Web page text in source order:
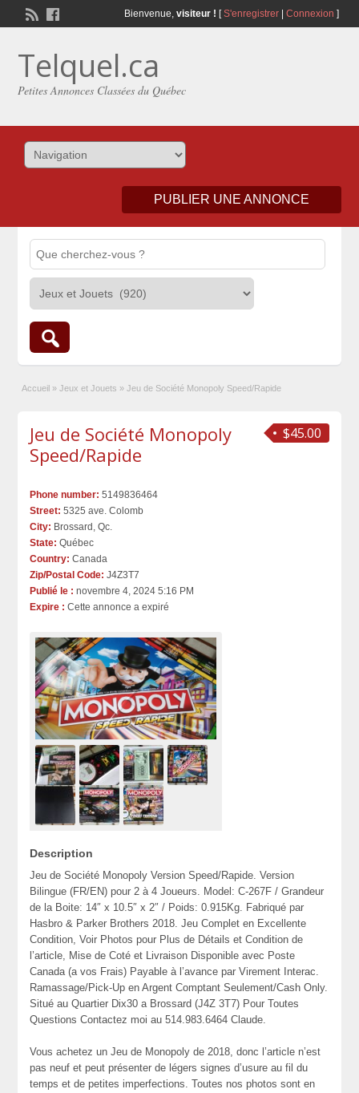
Bienvenue, visiteur ! [S'enregistrer| Connexion ]
Telquel.ca
Petites Annonces Classées du Québec
PUBLIER UNE ANNONCE
Accueil » Jeux et Jouets » Jeu de Société Monopoly Speed/Rapide
$45.00
Jeu de Société Monopoly
Speed/Rapide
Phone number: 5149836464
Street: 5325 ave. Colomb
City: Brossard, Qc.
State: Québec
Country: Canada
Zip/Postal Code: J4Z3T7
Publié le : novembre 4, 2024 5:16 PM
Expire : Cette annonce a expiré
Description
Jeu de Société Monopoly Version Speed/Rapide. Version
Bilingue (FR/EN) pour 2 à 4 Joueurs. Model: C-267F / Grandeur
de la Boite: 14″ x 10.5″ x 2″ / Poids: 0.915Kg. Fabriqué par
Hasbro & Parker Brothers 2018. Jeu Complet en Excellente
Condition, Voir Photos pour Plus de Détails et Condition de
l’article, Mise de Coté et Livraison Disponible avec Poste
Canada (a vos Frais) Payable à l’avance par Virement Interac.
Ramassage/Pick-Up en Argent Comptant Seulement/Cash Only.
Situé au Quartier Dix30 a Brossard (J4Z 3T7) Pour Toutes
Questions Contactez moi au 514.983.6464 Claude.
Vous achetez un Jeu de Monopoly de 2018, donc l’article n’est
pas neuf et peut présenter de légers signes d’usure au fil du
temps et de petites imperfections. Toutes nos photos sont en